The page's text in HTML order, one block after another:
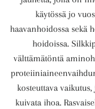
käytössä jo
haavanhoidossa sekä
hoidoissa.
välttämätöntä
kosteuttava
kuivata ihoa.